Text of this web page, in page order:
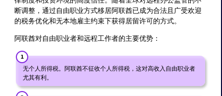
断调整，通过自由职业方式移居阿联酋已成为合法且广受欢迎
的税务优化和无本地雇主约束下获得居留许可的方式。
阿联酋对自由职业者和远程工作者的主要优势：
无个人所得税。阿联酋不征收个人所得税，这对高收入自由职业者
尤其有利。